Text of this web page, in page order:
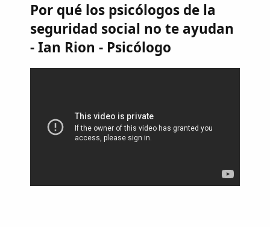
Por qué los psicólogos de la
seguridad social no te ayudan
- Ian Rion - Psicólogo